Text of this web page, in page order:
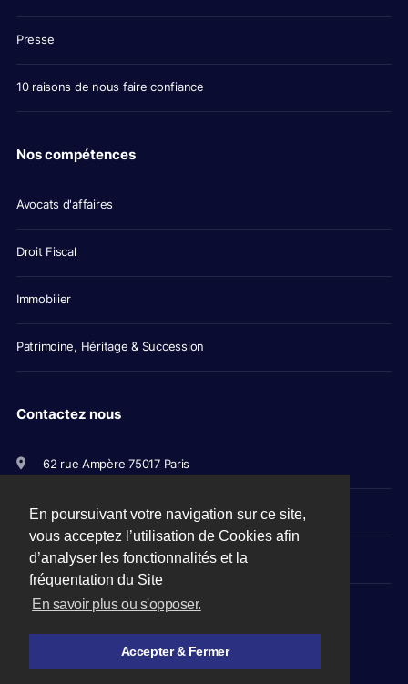
En poursuivant votre navigation sur ce site,
vous acceptez l’utilisation de Cookies afin
d’analyser les fonctionnalités et la
fréquentation du Site
En savoir plus ou s'opposer.
Accepter & Fermer
Presse
10 raisons de nous faire confiance
Nos compétences
Avocats d'affaires
Droit Fiscal
Immobilier
Patrimoine, Héritage & Succession
Contactez nous
62 rue Ampère 75017 Paris
+33(0)1 56 79 11 00
avocats@picovschi.com
Mentions légales -CGU